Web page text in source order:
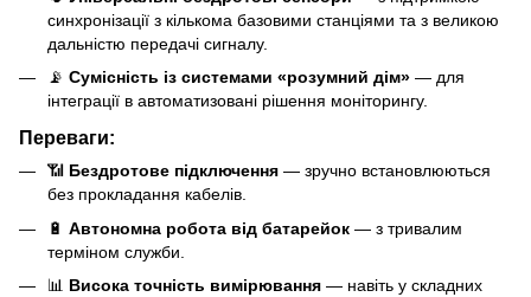
синхронізації з кількома базовими станціями та з великою
дальністю передачі сигналу.
📡 Сумісність із системами «розумний дім» — для
інтеграції в автоматизовані рішення моніторингу.
Переваги:
📶 Бездротове підключення — зручно встановлюються
без прокладання кабелів.
🔋 Автономна робота від батарейок — з тривалим
терміном служби.
📊 Висока точність вимірювання — навіть у складних